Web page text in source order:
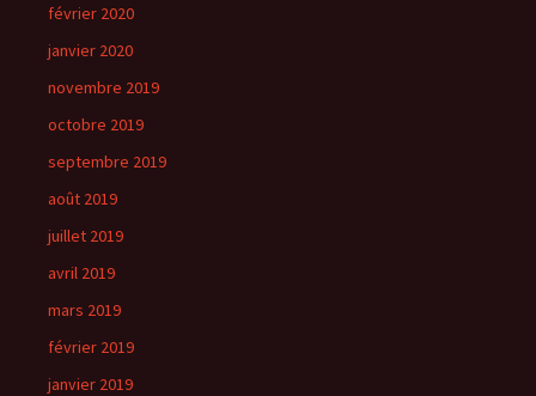
février 2020
janvier 2020
novembre 2019
octobre 2019
septembre 2019
août 2019
juillet 2019
avril 2019
mars 2019
février 2019
janvier 2019